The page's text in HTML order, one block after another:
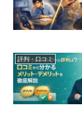
評判・口コミ